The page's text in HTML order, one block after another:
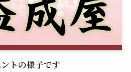
トの様子です